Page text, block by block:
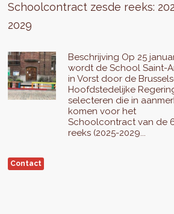
Schoolcontract zesde reeks:
2029
Beschrijving Op 25
wordt de School Saint-
in Vorst door de
Hoofdstedelijke
selecteren die in
komen voor het
Schoolcontract van de
reeks (2025-2029...
Contact